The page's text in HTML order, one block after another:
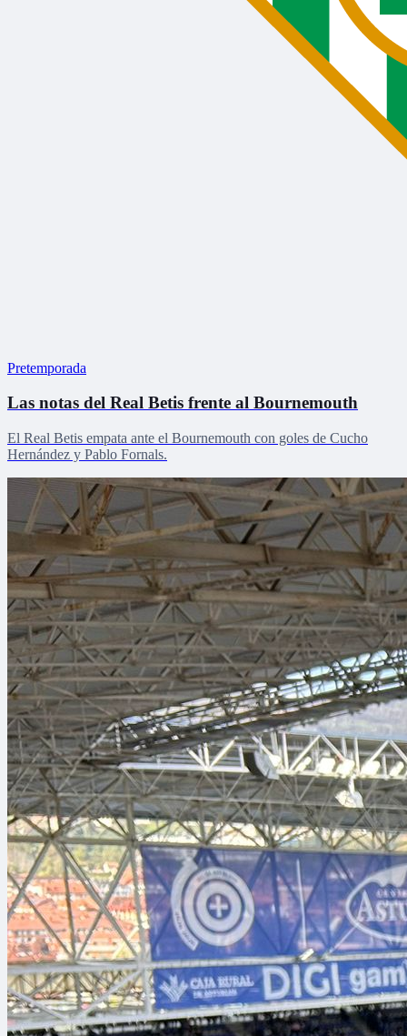
Pretemporada
Las notas del Real Betis frente al Bournemouth
El Real Betis empata ante el Bournemouth con goles de Cucho
Hernández y Pablo Fornals.